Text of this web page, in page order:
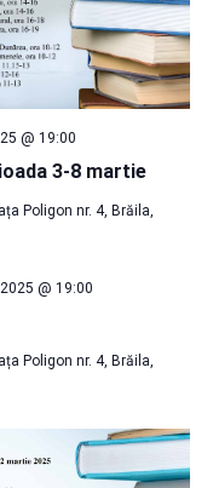
3-8 martie
@ 19:00
Poligon nr. 4, Brăila,
@ 19:00
Poligon nr. 4, Brăila,